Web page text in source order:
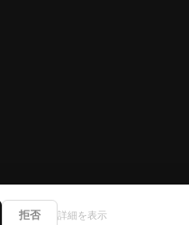
拒否 詳細を表示